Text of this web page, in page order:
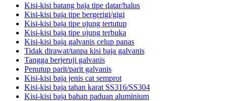
Kisi-kisi batang baja tipe datar/halus
Kisi-kisi baja tipe bergerigi/gigi
Kisi-kisi baja tipe ujung tertutup
Kisi-kisi baja tipe ujung terbuka
Kisi-kisi baja galvanis celup panas
Tidak dirawat/tanpa kisi baja galvanis
Tangga berjeruji galvanis
Penutup parit/parit galvanis
Kisi-kisi baja jenis cat semprot
Kisi-kisi baja tahan karat SS316/SS304
Kisi-kisi baja bahan paduan aluminium